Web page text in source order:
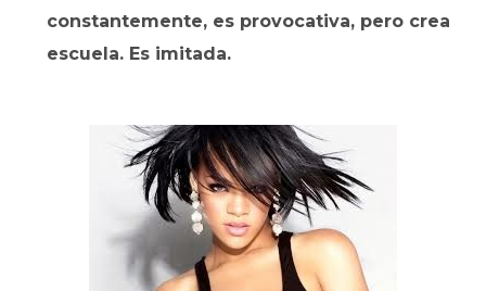
constantemente, es provocativa, pero crea
escuela. Es imitada.